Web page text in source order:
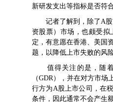
新研发支出等指标是否符
记者了解到，除了A股
资股票）市场，也颇受
定，有意愿在香港、美国
题，以降低上市失败的风险
值得关注的是，随着
（GDR），并在对方市
行方为A股上市公司，在
条件，因此通常不会产生